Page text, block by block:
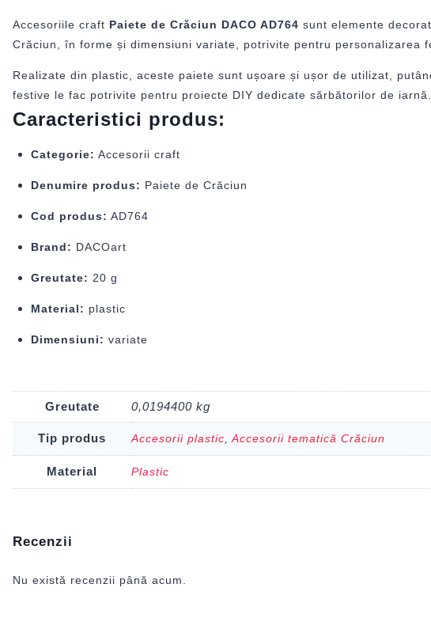
Accesoriile craft Paiete de Crăciun DACO AD764 sunt elemente
Crăciun, în forme și dimensiuni variate, potrivite pentru personalizarea
Realizate din plastic, aceste paiete sunt ușoare și ușor de utilizat,
festive le fac potrivite pentru proiecte DIY dedicate sărbătorilor de iarnă.
Caracteristici produs:
Categorie: Accesorii craft
Denumire produs: Paiete de Crăciun
Cod produs: AD764
Brand: DACOart
Greutate: 20 g
Material: plastic
Dimensiuni: variate
Greutate 0,0194400 kg
Tip produs Accesorii plastic Accesorii tematică Crăciun
Material Plastic
Recenzii
Nu există recenzii până acum.